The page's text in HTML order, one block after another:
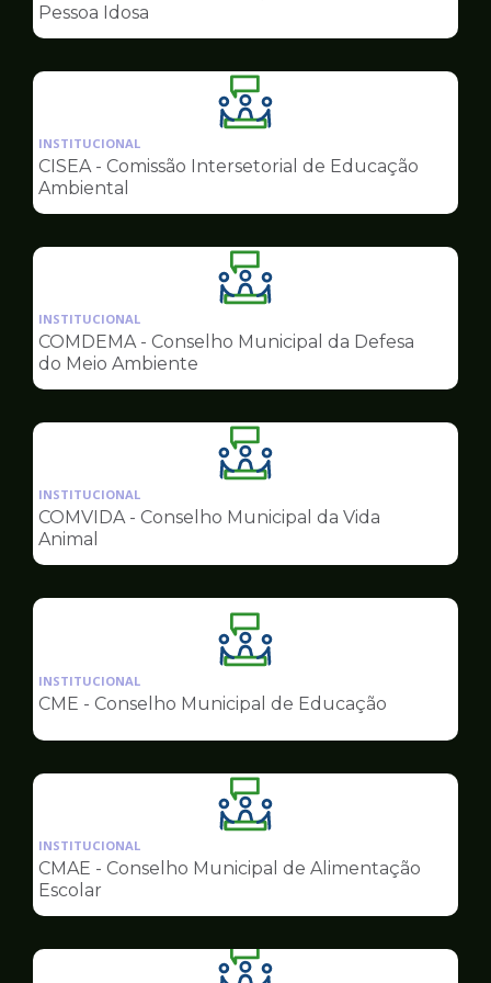
Conselhos
Pessoa Idosa
Ilustração
da
pagina
Conselhos
INSTITUCIONAL
CISEA - Comissão Intersetorial de Educação
Ambiental
Ilustração
da
pagina
Conselhos
INSTITUCIONAL
COMDEMA - Conselho Municipal da Defesa
do Meio Ambiente
Ilustração
da
pagina
Conselhos
INSTITUCIONAL
COMVIDA - Conselho Municipal da Vida
Animal
Ilustração
da
pagina
Conselhos
INSTITUCIONAL
CME - Conselho Municipal de Educação
Ilustração
da
pagina
Conselhos
INSTITUCIONAL
CMAE - Conselho Municipal de Alimentação
Escolar